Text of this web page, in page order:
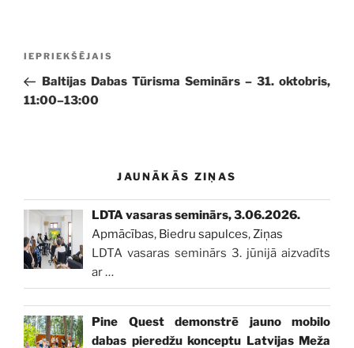
Iepriekšējā
ziņa:
IEPRIEKŠĒJAIS
Baltijas Dabas Tūrisma Seminārs – 31. oktobris,
11:00–13:00
JAUNĀKĀS ZIŅAS
LDTA vasaras seminārs, 3.06.2026.
Apmācības, Biedru sapulces,Ziņas
LDTA vasaras seminārs 3. jūnijā aizvadīts
ar…
Pine Quest demonstrē jauno mobilo
dabas pieredžu konceptu Latvijas Meža